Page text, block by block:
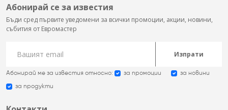
Абонирай се за известия
Бъди сред първите уведомени за всички промоции, акции, новини,
събития от Евромастер
Изпрати
Абонирай ме за известия относно: за промоции за новини
за продукти